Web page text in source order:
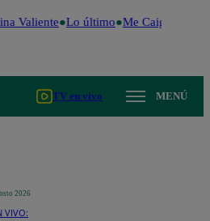
Valiente Lo último Me Caigo de Risa
TV en vivo MENÚ
2026
VIVO: